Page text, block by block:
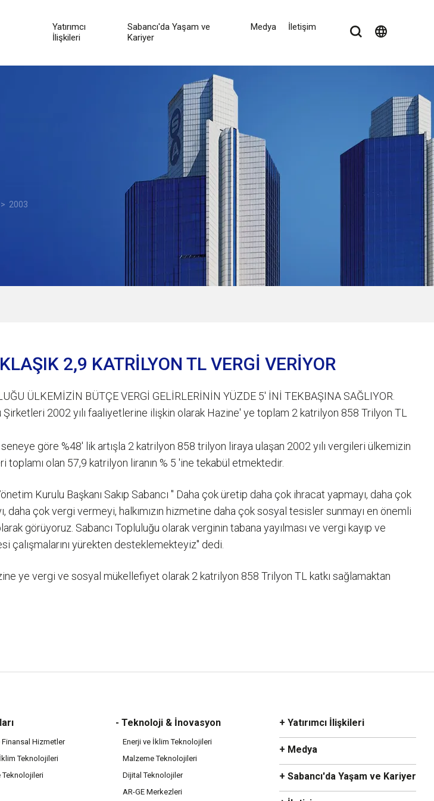
Yatırımcı
İlişkileri
Sabancı'da Yaşam ve
Kariyer
Medya İletişim language
> 2003
2,9 KATRİLYON TL VERGİ VERİYOR
ÜLKEMİZİN BÜTÇE VERGİ GELİRLERİNİN YÜZDE 5' İNİ TEKBAŞINA SAĞLIYOR.
Şirketleri 2002 yılı faaliyetlerine ilişkin olarak Hazine' ye toplam 2 katrilyon 858 Trilyon TL
göre %48' lik artışla 2 katrilyon 858 trilyon liraya ulaşan 2002 yılı vergileri ülkemizin
toplamı olan 57,9 katrilyon liranın % 5 'ine tekabül etmektedir.
Kurulu Başkanı Sakıp Sabancı " Daha çok üretip daha çok ihracat yapmayı, daha çok
daha çok vergi vermeyi, halkımızın hizmetine daha çok sosyal tesisler sunmayı en önemli
görüyoruz. Sabancı Topluluğu olarak verginin tabana yayılması ve vergi kayıp ve
çalışmalarını yürekten desteklemekteyiz" dedi.
ye vergi ve sosyal mükellefiyet olarak 2 katrilyon 858 Trilyon TL katkı sağlamaktan
Finansal Hizmetler
Teknolojileri
Teknolojileri
- Teknoloji & İnovasyon
Enerji ve İklim Teknolojileri
Malzeme Teknolojileri
Dijital Teknolojiler
AR-GE Merkezleri
+ Yatırımcı İlişkileri
+ Medya
+ Sabancı'da Yaşam ve Kariyer